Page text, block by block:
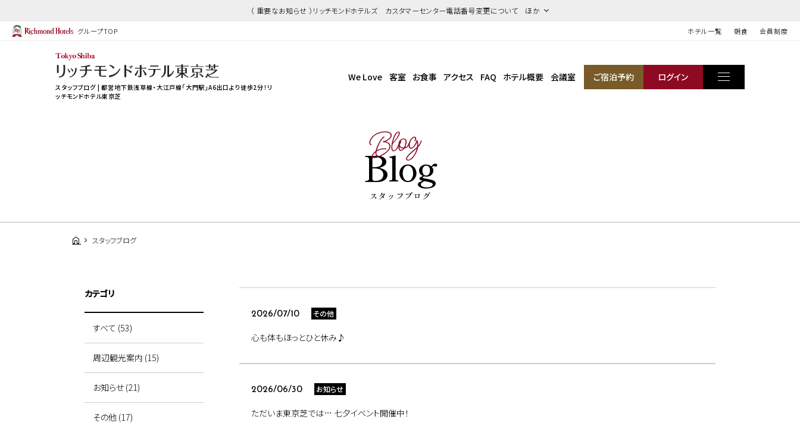
（ 重要なお知らせ ）リッチモンドホテルズ カスタマーセンター電話番号変更について ほか
グループTOP ホテル一覧 朝食 会員制度
スタッフブログ | 都営地下鉄浅草線・大江戸線「大門駅」A6出口より徒歩2分！リ
ッチモンドホテル東京芝
We Love 客室 お食事 アクセス FAQ ホテル概要 会議室 ご宿泊予約 ログイン
Blog
Blog
スタッフブログ
スタッフブログ
2026/07/10 その他
心も体もほっとひと休み♪
2026/06/30 お知らせ
ただいま東京芝では… 七夕イベント開催中！
カテゴリ
すべて (53)
周辺観光案内 (15)
お知らせ (21)
その他 (17)